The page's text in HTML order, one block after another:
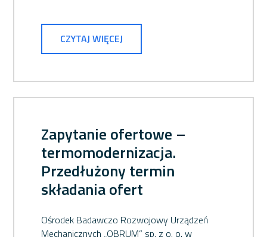
CZYTAJ WIĘCEJ
Zapytanie ofertowe –
termomodernizacja.
Przedłużony termin
składania ofert
Ośrodek Badawczo Rozwojowy Urządzeń
Mechanicznych „OBRUM” sp. z o. o. w